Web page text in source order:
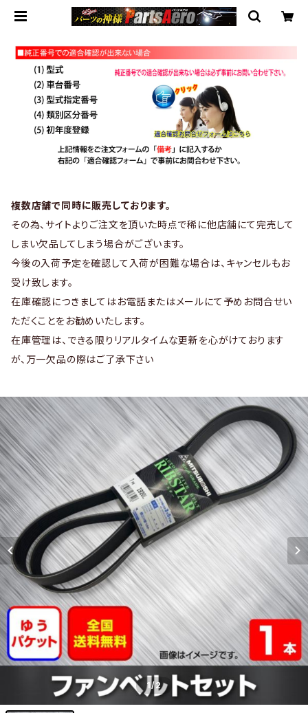
複数店舗で同時に販売しております。
その為、サイトよりご注文を頂いた時点で稀に他店舗にて完売して
しまい欠品してしまう場合がございます。
今後の入荷予定を確認して入荷が困難な場合は、キャンセルもお
受け致します。
在庫確認につきましてはお電話またはメールにて予めお問合せい
ただくことをお勧めいたします。
在庫管理は、できる限りリアルタイムな更新を心がけております
が、万一欠品の際はご了承下さい
1/2